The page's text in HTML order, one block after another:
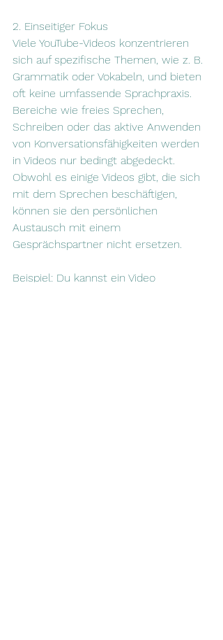
2. Einseitiger Fokus
Viele YouTube-Videos konzentrieren
sich auf spezifische Themen, wie z. B.
Grammatik oder Vokabeln, und bieten
oft keine umfassende Sprachpraxis.
Bereiche wie freies Sprechen,
Schreiben oder das aktive Anwenden
von Konversationsfähigkeiten werden
in Videos nur bedingt abgedeckt.
Obwohl es einige Videos gibt, die sich
mit dem Sprechen beschäftigen,
können sie den persönlichen
Austausch mit einem
Gesprächspartner nicht ersetzen.
Beispiel: Du kannst ein Video